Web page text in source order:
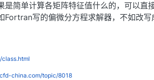
简单计算各矩阵特征值什么的，可以直
Fortran写的偏微分方程求解器，不如改写
china.com/topic/8018